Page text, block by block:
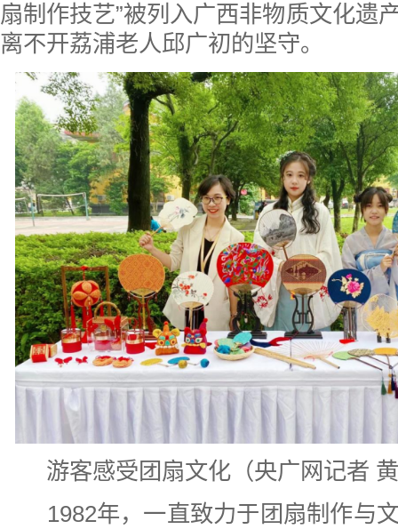
扇制作技艺”被列入广西非物质文化遗
离不开荔浦老人邱广初的坚守。
游客感受团扇文化（央广网记者
1982年，一直致力于团扇制作与